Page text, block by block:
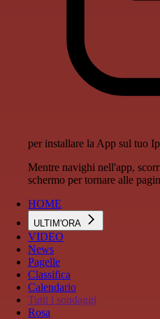
per installare la App sul tuo
Mentre navighi nell'app,
schermo per tornare alle
HOME
ULTIM'ORA
VIDEO
News
Pagelle
Classifica
Calendario
Tutti i sondaggi
Rosa